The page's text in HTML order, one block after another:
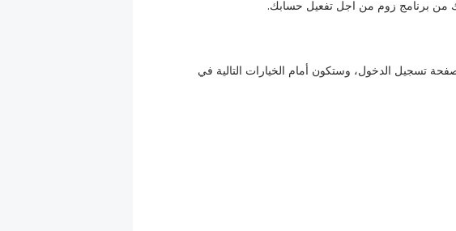
تسجيل الدخول، وستكون أمام الخيارات التالية في